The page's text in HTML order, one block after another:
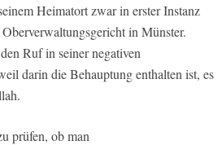
Heimatort zwar in erster Instanz
in Münster.
Ruf in seiner negativen
darin die Behauptung enthalten ist, es
prüfen, ob man